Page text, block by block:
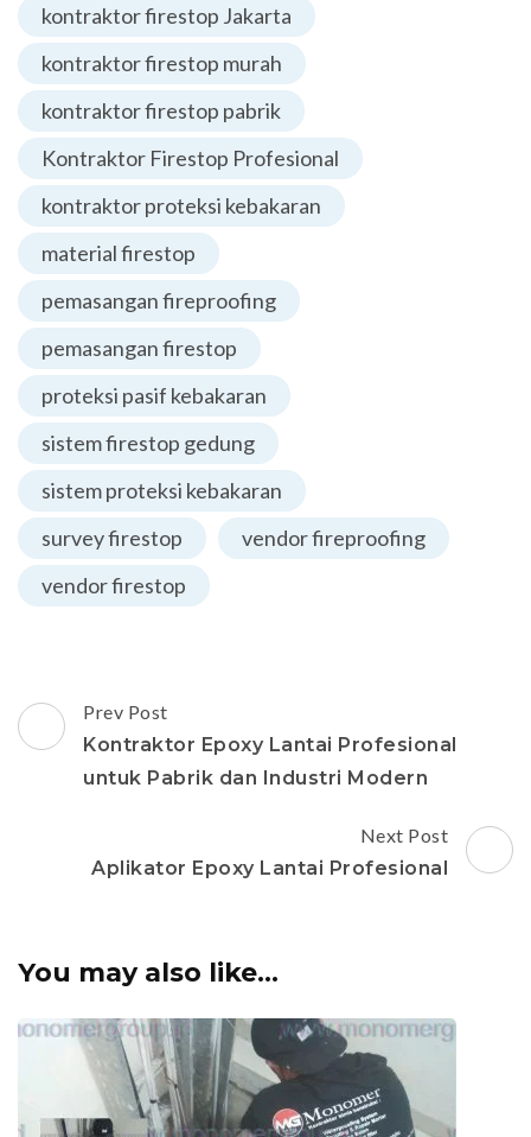
kontraktor firestop Jakarta
kontraktor firestop murah
kontraktor firestop pabrik
Kontraktor Firestop Profesional
kontraktor proteksi kebakaran
material firestop
pemasangan fireproofing
pemasangan firestop
proteksi pasif kebakaran
sistem firestop gedung
sistem proteksi kebakaran
survey firestop
vendor fireproofing
vendor firestop
Post
Navigation
Prev Post
Kontraktor Epoxy Lantai Profesional
untuk Pabrik dan Industri Modern
Next Post
Aplikator Epoxy Lantai Profesional
You may also like...